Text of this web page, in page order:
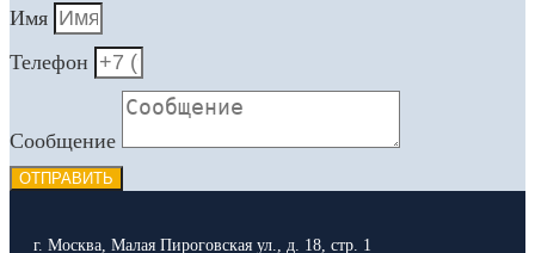
Имя
Телефон
Сообщение
ОТПРАВИТЬ
г. Москва, Малая Пироговская ул., д. 18, стр. 1